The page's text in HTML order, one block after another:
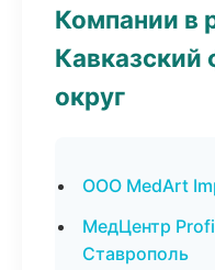
Компании в
округ
ООО MedArt
МедЦентр
Ставрополь